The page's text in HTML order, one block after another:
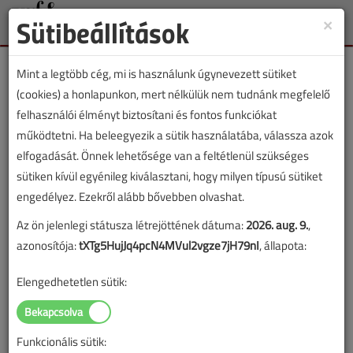
Toggle
Lapszám:
TARTALOM
Hírek
ARCO, Testo, MÉN, Wavin,
Midea, >B< MaxiPro
Októberi hírek
×
Sütibeállítások
Mint a legtöbb cég, mi is használunk úgynevezett sütiket
(cookies) a honlapunkon, mert nélkülük nem tudnánk megfelelő
felhasználói élményt biztosítani és fontos funkciókat
működtetni. Ha beleegyezik a sütik használatába, válassza azok
elfogadását. Önnek lehetősége van a feltétlenül szükséges
sütiken kívül egyénileg kiválasztani, hogy milyen típusú sütiket
engedélyez. Ezekről alább bővebben olvashat.
Az ön jelenlegi státusza létrejöttének dátuma:2026. aug. 9.,
azonosítója:tXTg5HujJq4pcN4MVul2vgze7jH79nI, állapota:
Elengedhetetlen sütik:
Funkcionális sütik: